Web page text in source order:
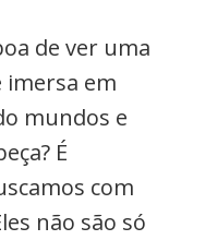
de ver uma
em
mundos e
É
com
não são só